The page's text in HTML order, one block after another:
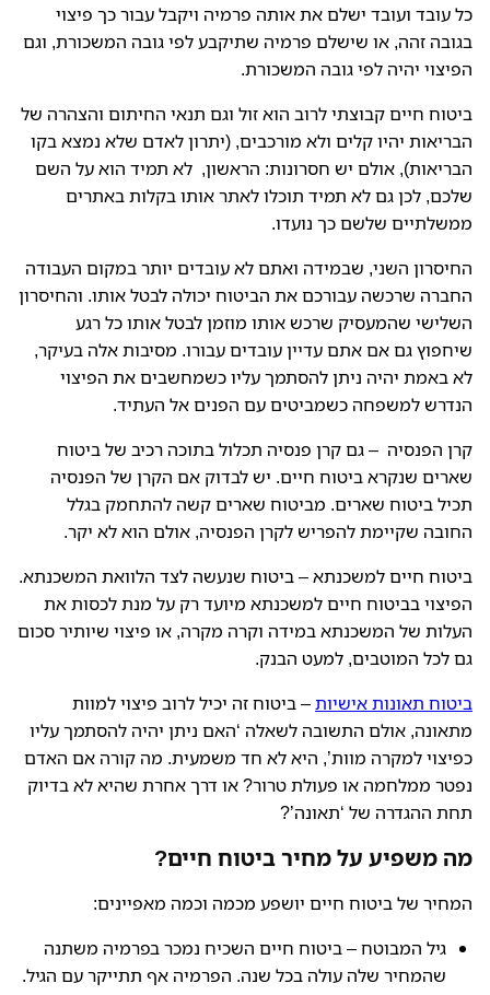
כל עובד ועובד ישלם את אותה פרמיה ויקבל עבור כך פיצוי
בגובה זהה, או שישלם פרמיה שתיקבע לפי גובה המשכורת, וגם
הפיצוי יהיה לפי גובה המשכורת.
ביטוח חיים קבוצתי לרוב הוא זול וגם תנאי החיתום והצהרה של
הבריאות יהיו קלים ולא מורכבים, (יתרון לאדם שלא נמצא בקו
הבריאות), אולם יש חסרונות: הראשון, לא תמיד הוא על השם
שלכם, לכן גם לא תמיד תוכלו לאתר אותו בקלות באתרים
ממשלתיים שלשם כך נועדו.
החיסרון השני, שבמידה ואתם לא עובדים יותר במקום העבודה
החברה שרכשה עבורכם את הביטוח יכולה לבטל אותו. והחיסרון
השלישי שהמעסיק שרכש אותו מוזמן לבטל אותו כל רגע
שיחפוץ גם אם אתם עדיין עובדים עבורו. מסיבות אלה בעיקר,
לא באמת יהיה ניתן להסתמך עליו כשמחשבים את הפיצוי
הנדרש למשפחה כשמביטים עם הפנים אל העתיד.
קרן הפנסיה – גם קרן פנסיה תכלול בתוכה רכיב של ביטוח
שארים שנקרא ביטוח חיים. יש לבדוק אם הקרן של הפנסיה
תכיל ביטוח שארים. מביטוח שארים קשה להתחמק בגלל
החובה שקיימת להפריש לקרן הפנסיה, אולם הוא לא יקר.
ביטוח חיים למשכנתא – ביטוח שנעשה לצד הלוואת המשכנתא.
הפיצוי בביטוח חיים למשכנתא מיועד רק על מנת לכסות את
העלות של המשכנתא במידה וקרה מקרה, או פיצוי שיותיר סכום
גם לכל המוטבים, למעט הבנק.
ביטוח תאונות אישיות– ביטוח זה יכיל לרוב פיצוי למוות
מתאונה, אולם התשובה לשאלה ‘האם ניתן יהיה להסתמך עליו
כפיצוי למקרה מוות’, היא לא חד משמעית. מה קורה אם האדם
נפטר ממלחמה או פעולת טרור? או דרך אחרת שהיא לא בדיוק
תחת ההגדרה של ‘תאונה’?
מה משפיע על מחיר ביטוח חיים?
המחיר של ביטוח חיים יושפע מכמה וכמה מאפיינים:
גיל המבוטח – ביטוח חיים השכיח נמכר בפרמיה משתנה
שהמחיר שלה עולה בכל שנה. הפרמיה אף תתייקר עם הגיל.